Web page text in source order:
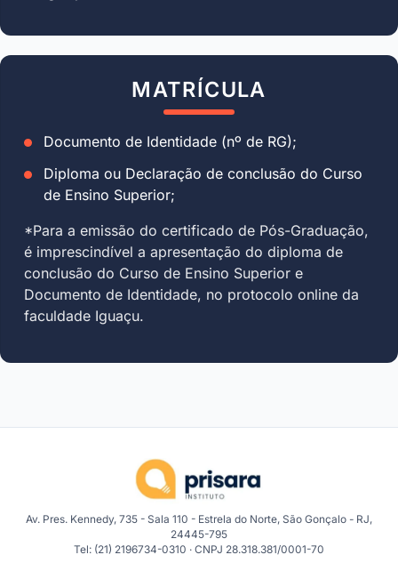
MATRÍCULA
Documento de Identidade (nº de RG);
Diploma ou Declaração de conclusão do Curso
de Ensino Superior;
*Para a emissão do certificado de Pós-Graduação,
é imprescindível a apresentação do diploma de
conclusão do Curso de Ensino Superior e
Documento de Identidade, no protocolo online da
faculdade Iguaçu.
Av. Pres. Kennedy, 735 - Sala 110 - Estrela do Norte, São Gonçalo - RJ,
24445-795
Tel: (21) 2196734-0310 · CNPJ 28.318.381/0001-70